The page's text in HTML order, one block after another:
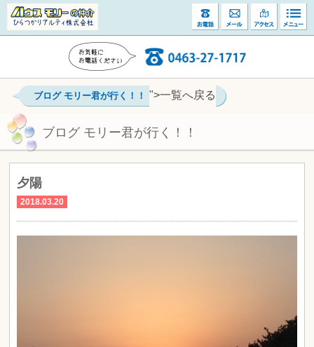
ブログ モリー君が行く！！ ">一覧へ戻る
ブログ モリー君が行く！！
夕陽
2018.03.20